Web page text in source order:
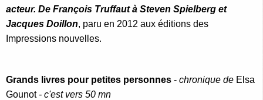
acteur. De François Truffaut à Steven Spielberg et
Jacques Doillon, paru en 2012 aux éditions des
Impressions nouvelles.
Grands livres pour petites personnes - chronique de Elsa
Gounot- c'est vers 50 mn